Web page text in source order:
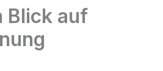
Blick auf